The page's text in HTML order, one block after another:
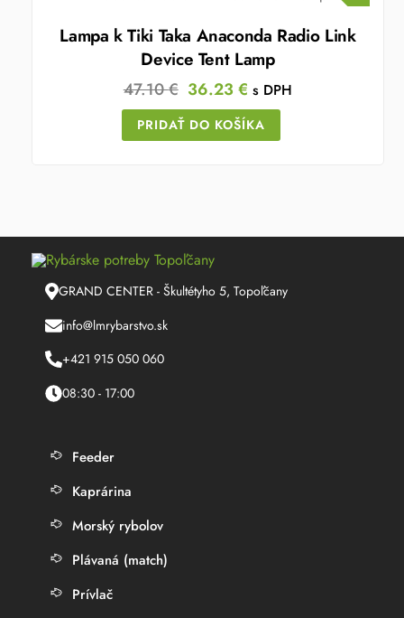
Lampa k Tiki Taka Anaconda Radio Link
Device Tent Lamp
47.10€ Original
price
was:
36.23€ Current
price
is:
s DPH
PRIDAŤ DO KOŠÍKA
GRAND CENTER - Škultétyho 5, Topoľčany
info@lmrybarstvo.sk
+421 915 050 060
08:30 - 17:00
Feeder
Kaprárina
Morský rybolov
Plávaná (match)
Prívlač